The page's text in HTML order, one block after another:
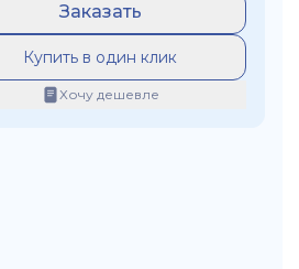
Заказать
Купить в один клик
Хочу дешевле